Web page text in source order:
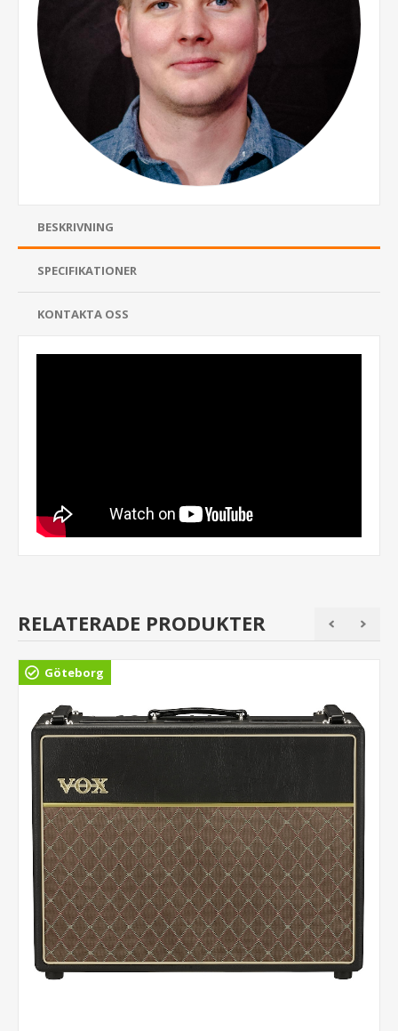
BESKRIVNING
SPECIFIKATIONER
KONTAKTA OSS
RELATERADE PRODUKTER
Göteborg